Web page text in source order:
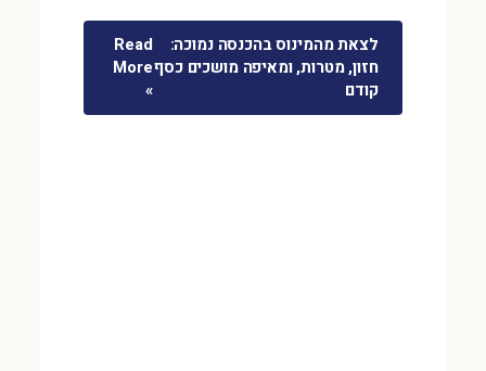
לצאת מהמינוס בהכנסה נמוכה:
חזון, מטרות, ומאיפה מושכים כסף
קודם
Read
More
»